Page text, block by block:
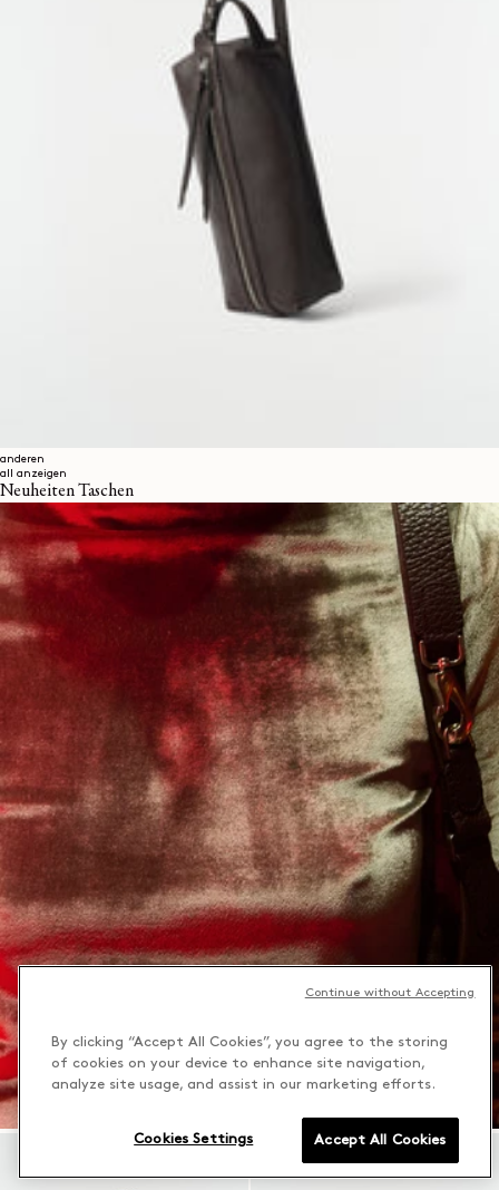
anderen
all anzeigen
Neuheiten Taschen
By clicking “Accept All Cookies”, you agree to the storing
of cookies on your device to enhance site navigation,
analyze site usage, and assist in our marketing efforts.
Accept All Cookies
Cookies Settings
Continue without Accepting